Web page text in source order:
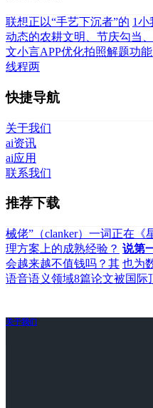
联想正以“手艺下沉者”的 1小
动态的农耕文明、节庆勾当
文小言APP优化拍照解题功
线程两
快捷导航
关于我们
ai资讯
ai应用
联系我们
推荐下载
械佬”（clanker）一词正在《
理方案上的成熟经验？ 说第
会越来越不值钱吗？其 也为
语音语义领域8篇论文被国际
关于我们